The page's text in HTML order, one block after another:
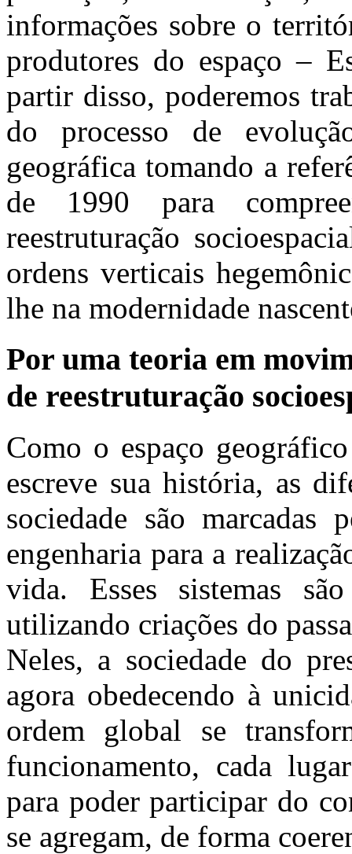
informações sobre o
produtores do espaço –
partir disso, poderemos
do processo de
geográfica tomando a
de 1990 para
reestruturação
ordens verticais
lhe na modernidade
Por uma teoria em
de reestruturação
Como o espaço
escreve sua história, as
sociedade são marcadas
engenharia para a
vida. Esses sistemas
utilizando criações do
Neles, a sociedade do
agora obedecendo à
ordem global se
funcionamento, cada
para poder participar do
se agregam, de forma